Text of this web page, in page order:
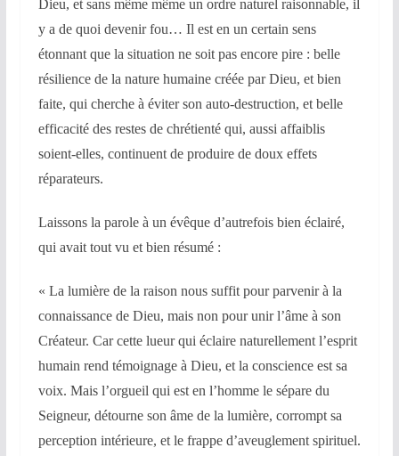
Dieu, et sans même même un ordre naturel raisonnable, il
y a de quoi devenir fou… Il est en un certain sens
étonnant que la situation ne soit pas encore pire : belle
résilience de la nature humaine créée par Dieu, et bien
faite, qui cherche à éviter son auto-destruction, et belle
efficacité des restes de chrétienté qui, aussi affaiblis
soient-elles, continuent de produire de doux effets
réparateurs.
Laissons la parole à un évêque d’autrefois bien éclairé,
qui avait tout vu et bien résumé :
« La lumière de la raison nous suffit pour parvenir à la
connaissance de Dieu, mais non pour unir l’âme à son
Créateur. Car cette lueur qui éclaire naturellement l’esprit
humain rend témoignage à Dieu, et la conscience est sa
voix. Mais l’orgueil qui est en l’homme le sépare du
Seigneur, détourne son âme de la lumière, corrompt sa
perception intérieure, et le frappe d’aveuglement spirituel.